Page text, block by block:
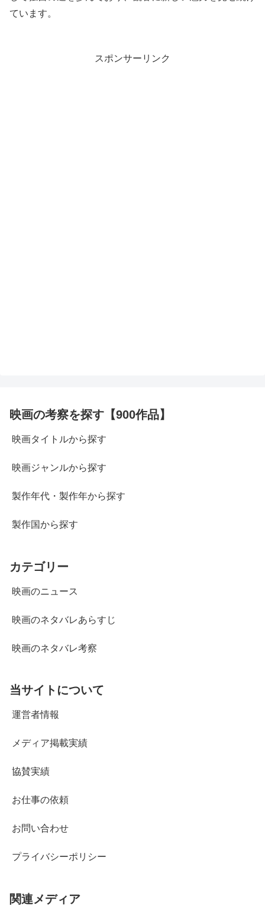
ています。
スポンサーリンク
映画の考察を探す【900作品】
映画タイトルから探す
映画ジャンルから探す
製作年代・製作年から探す
製作国から探す
カテゴリー
映画のニュース
映画のネタバレあらすじ
映画のネタバレ考察
当サイトについて
運営者情報
メディア掲載実績
協賛実績
お仕事の依頼
お問い合わせ
プライバシーポリシー
関連メディア